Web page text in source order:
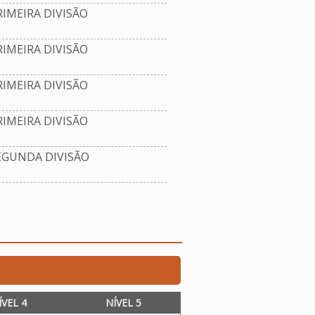
DIVISÃO
DIVISÃO
DIVISÃO
DIVISÃO
DIVISÃO
4 NÍVEL 5